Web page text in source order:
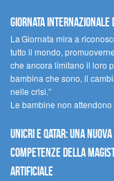
Giornata internazionale
La Giornata mira a
tutto il mondo,
che ancora limitano il loro
bambina che sono, il
nelle crisi.”
Le bambine non
UNICRI e Qatar: una
competenze della
artificiale